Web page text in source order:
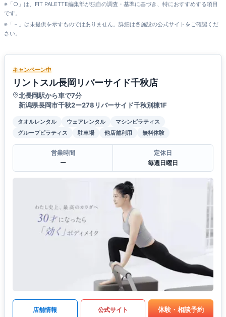
※「○」は、FIT PALETTE編集部が独自の調査・基準に基づき、特におすすめする項目
です。
※「－」は未提供を示すものではありません。詳細は各施設の公式サイトをご確認くだ
さい。
キャンペーン中
リントスル長岡リバーサイド千秋店
北長岡駅から車で7分
新潟県長岡市千秋2ー278リバーサイド千秋別棟1F
タオルレンタル ウェアレンタル
マシンピラティス
グループピラティス
駐車場 他店舗利用 無料体験
営業時間
ー
定休日
毎週日曜日
店舗情報 公式サイト 体験・相談予約